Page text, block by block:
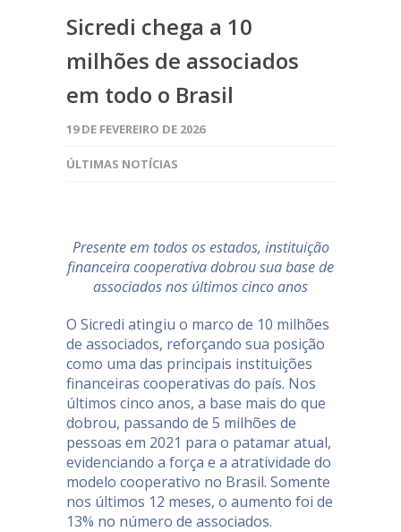
Sicredi chega a 10
milhões de associados
em todo o Brasil
19 DE FEVEREIRO DE 2026
ÚLTIMAS NOTÍCIAS
Presente em todos os estados, instituição
financeira cooperativa dobrou sua base de
associados nos últimos cinco anos
O Sicredi atingiu o marco de 10 milhões
de associados, reforçando sua posição
como uma das principais instituições
financeiras cooperativas do país. Nos
últimos cinco anos, a base mais do que
dobrou, passando de 5 milhões de
pessoas em 2021 para o patamar atual,
evidenciando a força e a atratividade do
modelo cooperativo no Brasil. Somente
nos últimos 12 meses, o aumento foi de
13% no número de associados.